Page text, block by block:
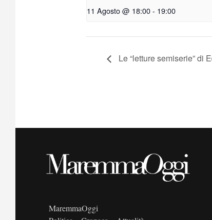
11 Agosto @ 18:00- 19:00
Le “letture semiserie” di
MaremmaOggi